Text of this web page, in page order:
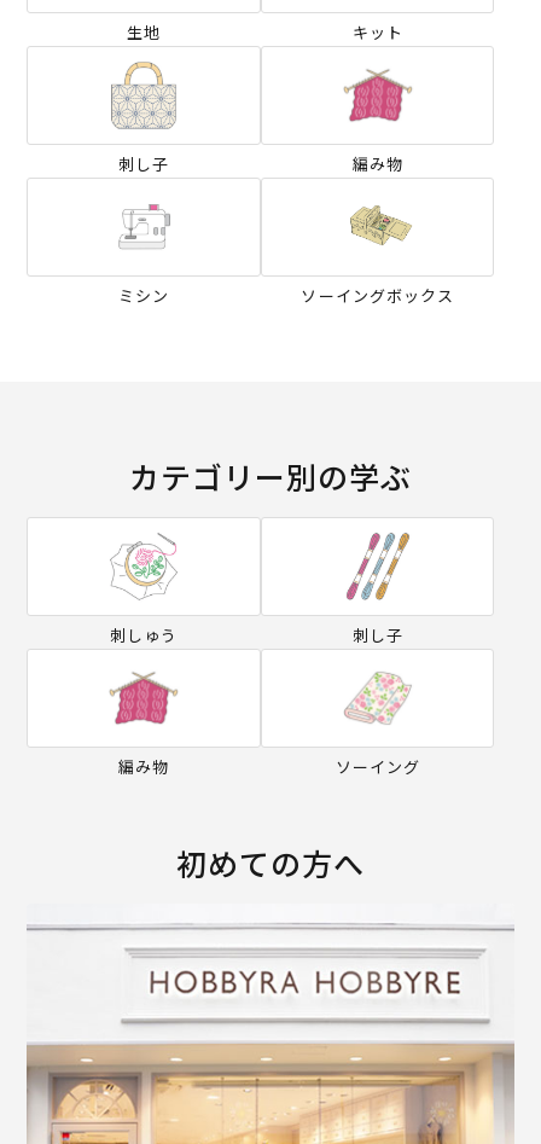
生地 キット
刺し子 編み物
ミシン ソーイングボックス
カテゴリー別の学ぶ
刺しゅう 刺し子
編み物 ソーイング
初めての方へ